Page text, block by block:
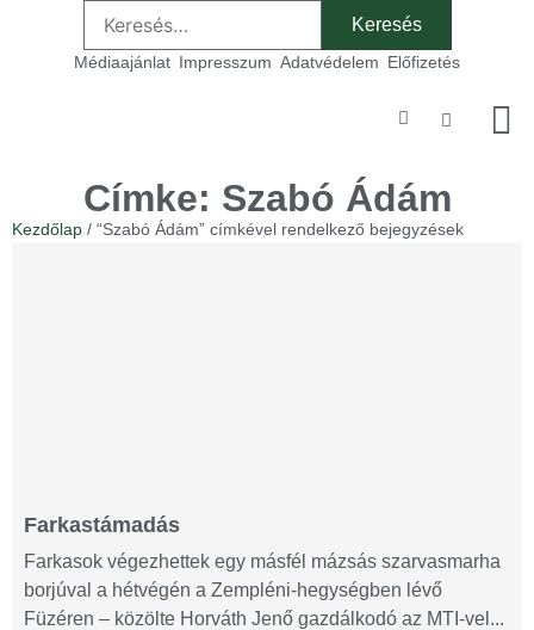
Médiaajánlat Impresszum Adatvédelem Előfizetés
Címke: Szabó Ádám
Kezdőlap / “Szabó Ádám” címkével rendelkező bejegyzések
Farkastámadás
Farkasok végezhettek egy másfél mázsás szarvasmarha
borjúval a hétvégén a Zempléni-hegységben lévő
Füzéren – közölte Horváth Jenő gazdálkodó az MTI-vel...